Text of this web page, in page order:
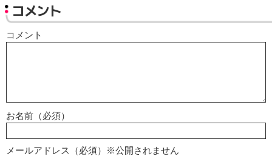
コメント
コメント
お名前（必須）
メールアドレス（必須）※公開されません